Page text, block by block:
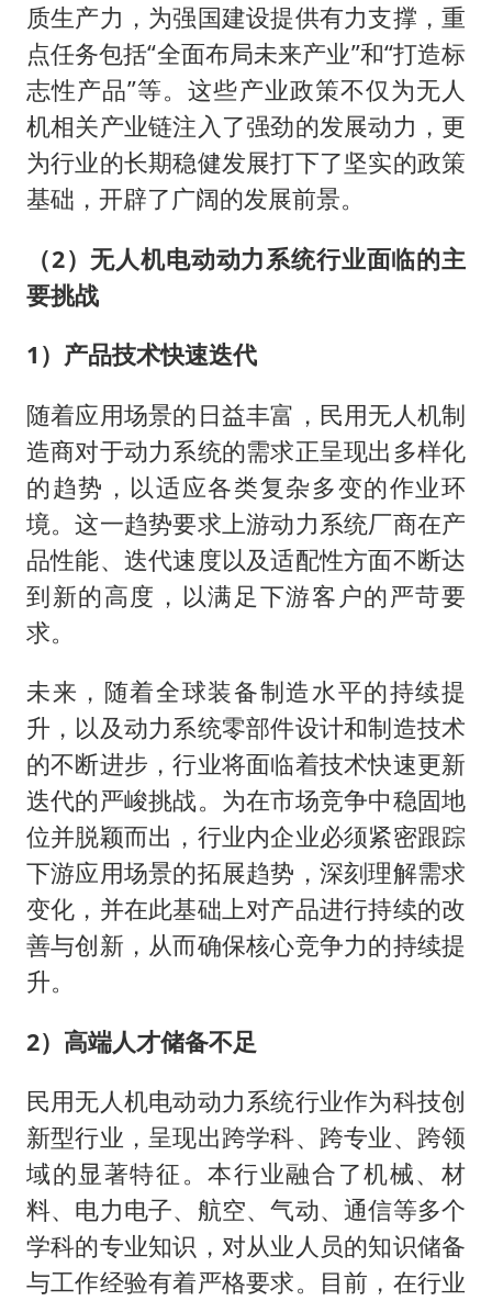
质生产力，为强国建设提供有力支撑，重
点任务包括“全面布局未来产业”和“打造标
志性产品”等。这些产业政策不仅为无人
机相关产业链注入了强劲的发展动力，更
为行业的长期稳健发展打下了坚实的政策
基础，开辟了广阔的发展前景。
（2）无人机电动动力系统行业面临的主
要挑战
1）产品技术快速迭代
随着应用场景的日益丰富，民用无人机制
造商对于动力系统的需求正呈现出多样化
的趋势，以适应各类复杂多变的作业环
境。这一趋势要求上游动力系统厂商在产
品性能、迭代速度以及适配性方面不断达
到新的高度，以满足下游客户的严苛要
求。
未来，随着全球装备制造水平的持续提
升，以及动力系统零部件设计和制造技术
的不断进步，行业将面临着技术快速更新
迭代的严峻挑战。为在市场竞争中稳固地
位并脱颖而出，行业内企业必须紧密跟踪
下游应用场景的拓展趋势，深刻理解需求
变化，并在此基础上对产品进行持续的改
善与创新，从而确保核心竞争力的持续提
升。
2）高端人才储备不足
民用无人机电动动力系统行业作为科技创
新型行业，呈现出跨学科、跨专业、跨领
域的显著特征。本行业融合了机械、材
料、电力电子、航空、气动、通信等多个
学科的专业知识，对从业人员的知识储备
与工作经验有着严格要求。目前，在行业